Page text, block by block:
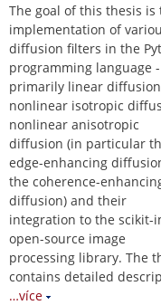
The goal of this thesis is
implementation of
diffusion filters in the
programming language -
primarily linear
nonlinear isotropic
nonlinear anisotropic
diffusion (in particular
edge-enhancing
the coherence-
diffusion) and their
integration to the scikit-
open-source image
processing library. The
contains detailed
…více